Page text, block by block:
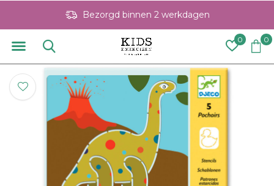
0 0
Bezorgd binnen 2 werkdagen